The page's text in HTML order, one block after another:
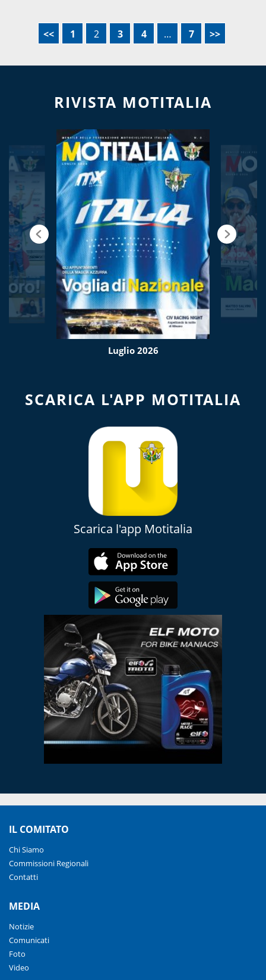
<< 1 2 3 4 … 7 >>
RIVISTA MOTITALIA
Luglio 2026
SCARICA L'APP MOTITALIA
Scarica l'app Motitalia
IL COMITATO
Chi Siamo
Commissioni Regionali
Contatti
MEDIA
Notizie
Comunicati
Foto
Video